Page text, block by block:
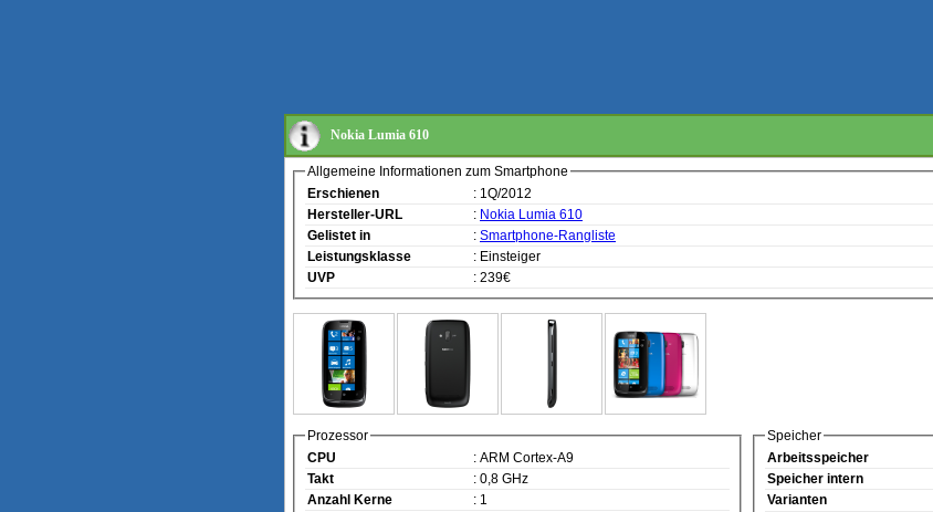
Nokia Lumia 610
Allgemeine Informationen zum Smartphone
Erschienen
: 1Q/2012
Hersteller-URL
: Nokia Lumia 610
Gelistet in
: Smartphone-Rangliste
Leistungsklasse
: Einsteiger
UVP
: 239€
Prozessor
CPU
: ARM Cortex-A9
Takt
: 0,8 GHz
Anzahl Kerne
: 1
Speicher
Arbeitsspeicher
Speicher intern
Varianten